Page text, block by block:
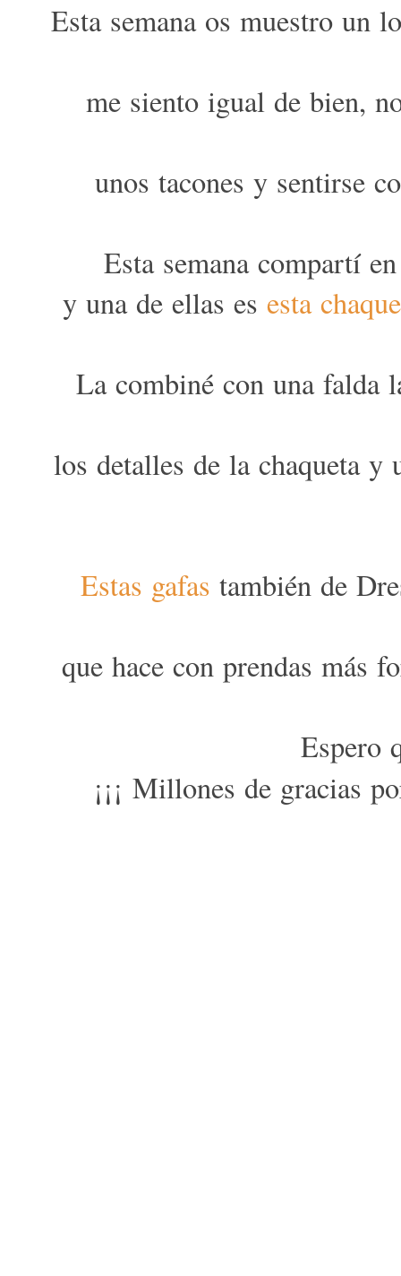
Esta semana os muestro un
me siento igual de bien,
unos tacones y sentirse
Esta semana compartí
y una de ellas es esta
La combiné con una falda
los detalles de la chaqueta y
Estas gafas también de
que hace con prendas más
Espero
¡¡¡ Millones de gracias